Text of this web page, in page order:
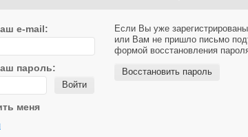
e-mail:
пароль:
Войти
меня
Если Вы уже
или Вам не пришло письмо
формой восстановления
Восстановить пароль